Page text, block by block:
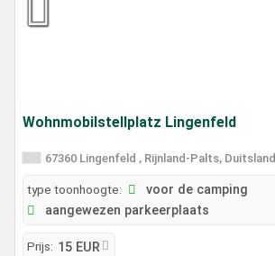
Wohnmobilstellplatz Lingenfeld
67360 Lingenfeld , Rijnland-Palts, Duitsland
type toonhoogte:
voor de camping
aangewezen parkeerplaats
Prijs: 15 EUR